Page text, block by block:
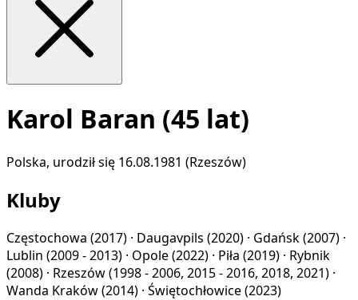
Karol Baran (45 lat)
Polska, urodził się 16.08.1981 (Rzeszów)
Kluby
Częstochowa (2017) · Daugavpils (2020) · Gdańsk(2007) ·
Lublin (2009 - 2013) · Opole(2022) · Piła (2019) · Rybnik
(2008) · Rzeszów(1998 - 2006, 2015 - 2016, 2018, 2021) ·
Wanda Kraków(2014) · Świętochłowice(2023)